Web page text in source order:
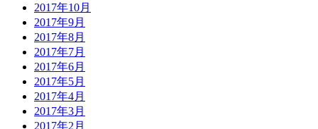
2017年10月
2017年9月
2017年8月
2017年7月
2017年6月
2017年5月
2017年4月
2017年3月
2017年2月